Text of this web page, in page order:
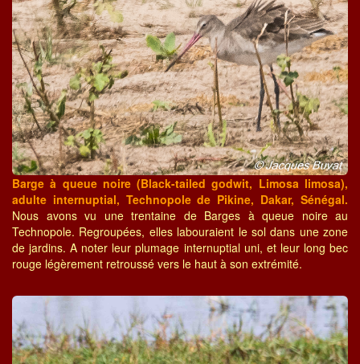
Barge à queue noire (Black-tailed godwit, Limosa limosa),
adulte internuptial, Technopole de Pikine, Dakar, Sénégal.
Nous avons vu une trentaine de Barges à queue noire au
Technopole. Regroupées, elles labouraient le sol dans une zone
de jardins. A noter leur plumage internuptial uni, et leur long bec
rouge légèrement retroussé vers le haut à son extrémité.